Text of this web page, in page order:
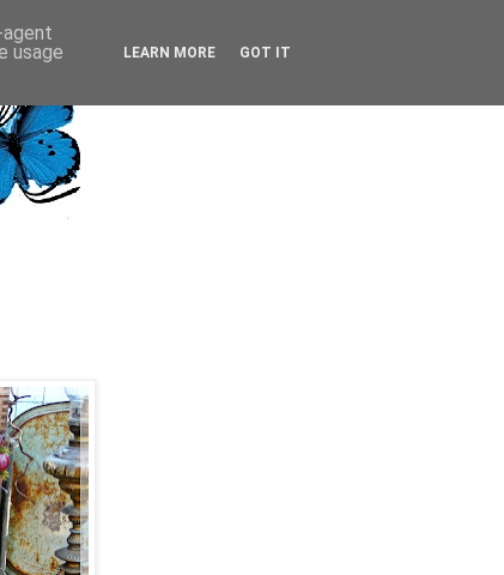
usage
LEARN MORE GOT IT